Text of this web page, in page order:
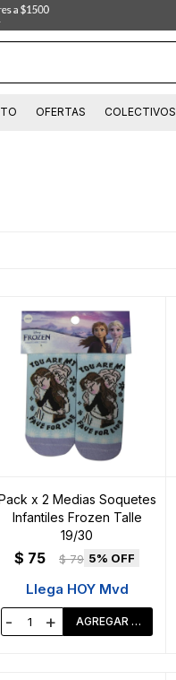
OFERTAS COLECTIVOS
x 2 Medias Soquetes
Infantiles Frozen Talle
19/30
$ 75 $ 79 5
Llega HOY Mvd
- +